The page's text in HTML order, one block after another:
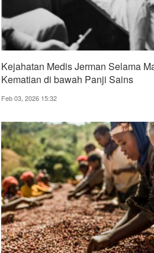
Kejahatan Medis Jerman Selama
Kematian di bawah Panji Sains
Feb 03, 2026 15:32